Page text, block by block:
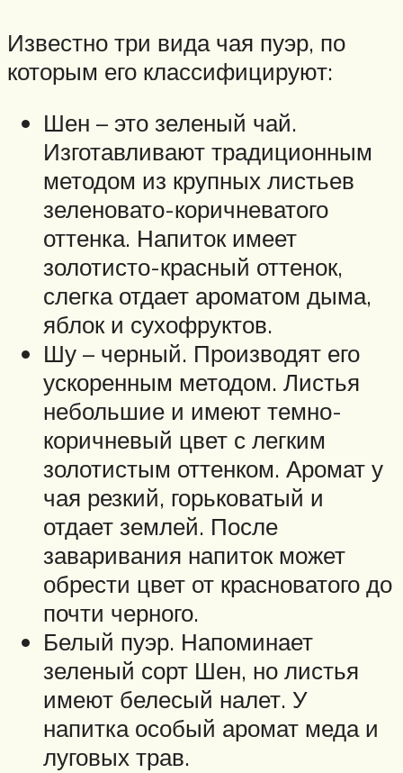
Известно три вида чая пуэр, по
которым его классифицируют:
Шен – это зеленый чай.
Изготавливают традиционным
методом из крупных листьев
зеленовато-коричневатого
оттенка. Напиток имеет
золотисто-красный оттенок,
слегка отдает ароматом дыма,
яблок и сухофруктов.
Шу – черный. Производят его
ускоренным методом. Листья
небольшие и имеют темно-
коричневый цвет с легким
золотистым оттенком. Аромат у
чая резкий, горьковатый и
отдает землей. После
заваривания напиток может
обрести цвет от красноватого до
почти черного.
Белый пуэр. Напоминает
зеленый сорт Шен, но листья
имеют белесый налет. У
напитка особый аромат меда и
луговых трав.